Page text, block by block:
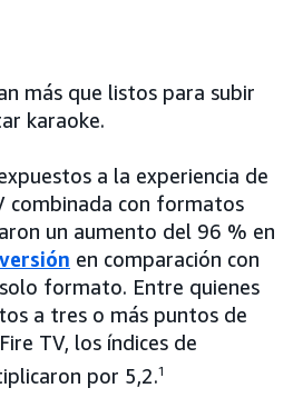
más que listos para subir
karaoke.
a la experiencia de
combinada con formatos
un aumento del 96 % en
en comparación con
formato. Entre quienes
a tres o más puntos de
TV, los índices de
por 5,2.1